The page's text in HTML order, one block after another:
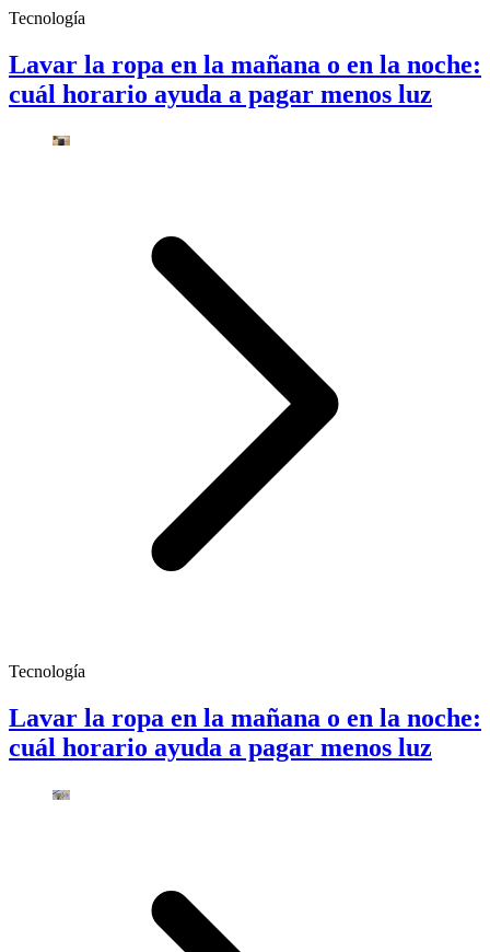
Tecnología
Lavar la ropa en la mañana o en la noche:
cuál horario ayuda a pagar menos luz
Tecnología
Lavar la ropa en la mañana o en la noche:
cuál horario ayuda a pagar menos luz